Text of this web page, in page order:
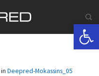
in Deepred-Mokassins_05